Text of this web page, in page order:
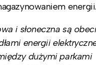
energii.
i słoneczna są
energii
dużymi parkami